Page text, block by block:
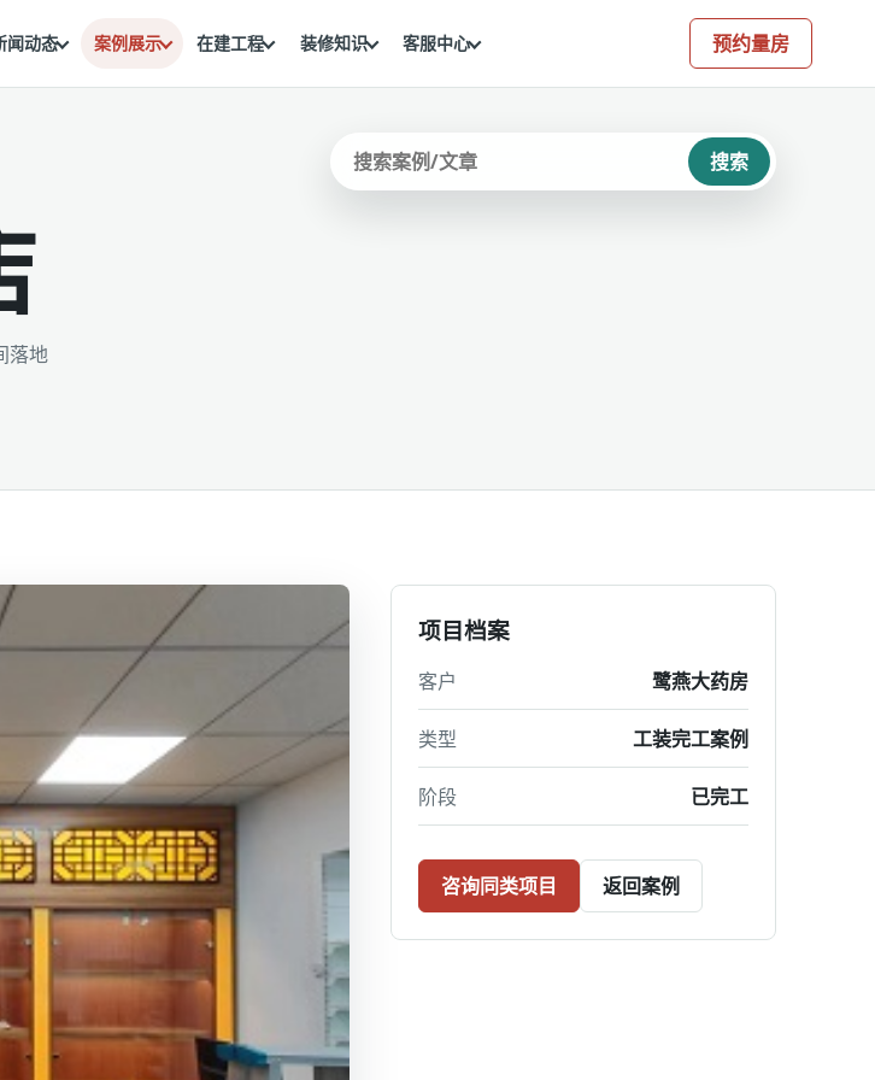
闻动态 案例展示 在建工程 装修知识 客服中心 预约量房
站内搜索
搜索
落地
项目档案
客户 鹭燕大药房
类型 工装完工案例
阶段 已完工
咨询同类项目 返回案例